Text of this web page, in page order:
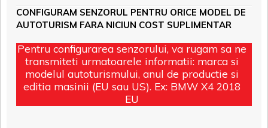
CONFIGURAM SENZORUL PENTRU ORICE MODEL DE
AUTOTURISM FARA NICIUN COST SUPLIMENTAR
Pentru configurarea senzorului, va rugam sa ne
transmiteti urmatoarele informatii: marca si
modelul autoturismului, anul de productie si
editia masinii (EU sau US). Ex: BMW X4 2018
EU